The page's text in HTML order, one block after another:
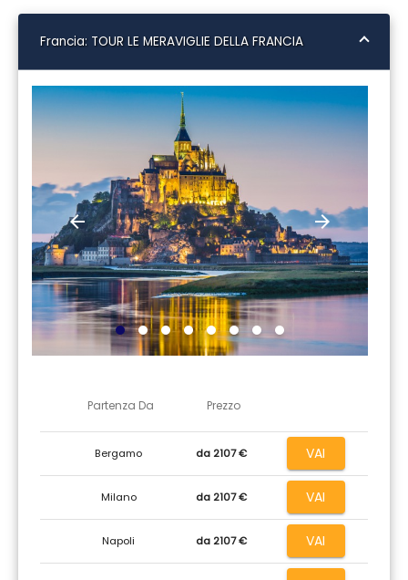
Francia: TOUR LE MERAVIGLIE DELLA FRANCIA
arrow_back arrow_forward
Partenza Da Prezzo
Bergamo da 2107 € VAI
Milano da 2107 € VAI
Napoli da 2107 € VAI